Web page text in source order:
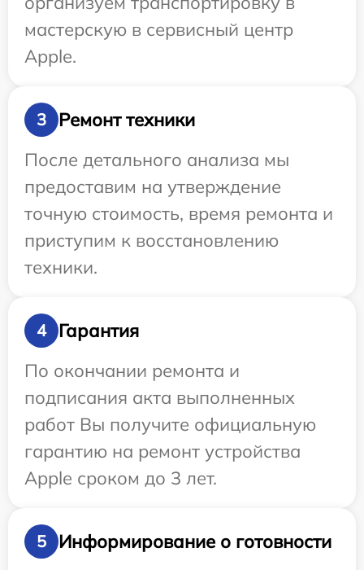
мастерскую в сервисный центр
Apple.
3
Ремонт техники
После детального анализа мы
предоставим на утверждение
точную стоимость, время ремонта и
приступим к восстановлению
техники.
4
Гарантия
По окончании ремонта и
подписания акта выполненных
работ Вы получите официальную
гарантию на ремонт устройства
Apple сроком до 3 лет.
5 Информирование о готовности